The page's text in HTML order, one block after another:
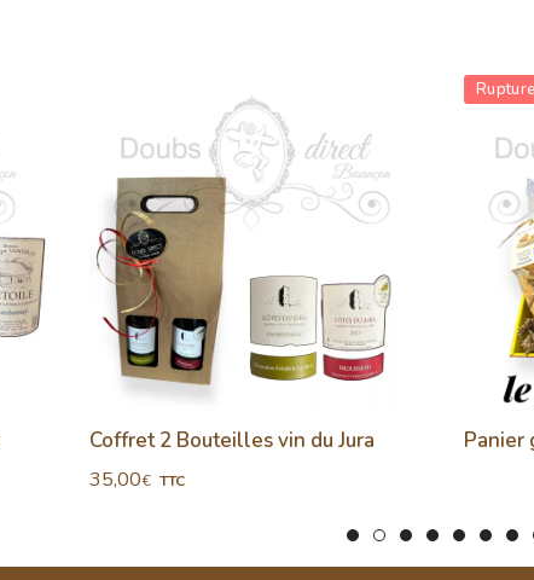
Coffret 2 Bouteilles vin du Jura
35,00€ TTC
Panier